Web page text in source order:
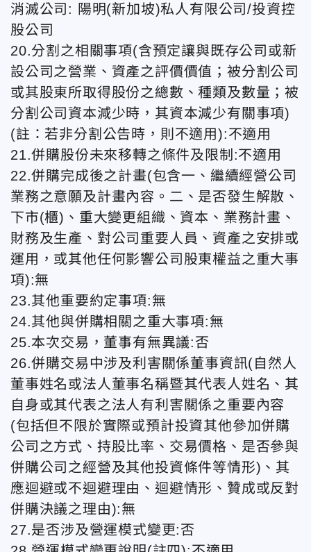
消滅公司: 陽明(新加坡)私人有限公司/投資控
股公司
20.分割之相關事項(含預定讓與既存公司或新
設公司之營業、資產之評價價值；被分割公司
或其股東所取得股份之總數、種類及數量；被
分割公司資本減少時，其資本減少有關事項)
(註：若非分割公告時，則不適用):不適用
21.併購股份未來移轉之條件及限制:不適用
22.併購完成後之計畫(包含一、繼續經營公司
業務之意願及計畫內容。二、是否發生解散、
下市(櫃)、重大變更組織、資本、業務計畫、
財務及生產、對公司重要人員、資產之安排或
運用，或其他任何影響公司股東權益之重大事
項):無
23.其他重要約定事項:無
24.其他與併購相關之重大事項:無
25.本次交易，董事有無異議:否
26.併購交易中涉及利害關係董事資訊(自然人
董事姓名或法人董事名稱暨其代表人姓名、其
自身或其代表之法人有利害關係之重要內容
(包括但不限於實際或預計投資其他參加併購
公司之方式、持股比率、交易價格、是否參與
併購公司之經營及其他投資條件等情形)、其
應迴避或不迴避理由、迴避情形、贊成或反對
併購決議之理由):無
27.是否涉及營運模式變更:否